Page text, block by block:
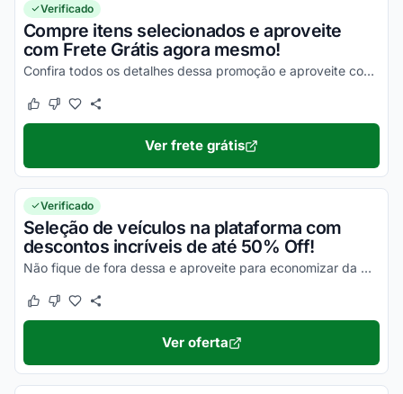
Verificado
Compre itens selecionados e aproveite
com Frete Grátis agora mesmo!
Confira todos os detalhes dessa promoção e aproveite com Frete Grátis agora mesmo!
Este cupom funcionou
Este cupom não funcionou
Ver frete grátis
Verificado
Seleção de veículos na plataforma com
descontos incríveis de até 50% Off!
Não fique de fora dessa e aproveite para economizar da melhor maneira possível!
Este cupom funcionou
Este cupom não funcionou
Ver oferta